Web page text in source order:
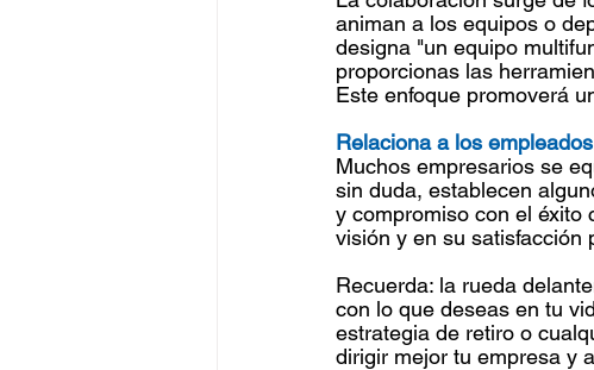
animan a los equipos o
designa "un equipo
proporcionas las
Este enfoque promoverá
Relaciona a los
Muchos empresarios se
sin duda, establecen
y compromiso con el éxito
visión y en su satisfacción
Recuerda: la rueda
con lo que deseas en tu
estrategia de retiro o
dirigir mejor tu empresa y